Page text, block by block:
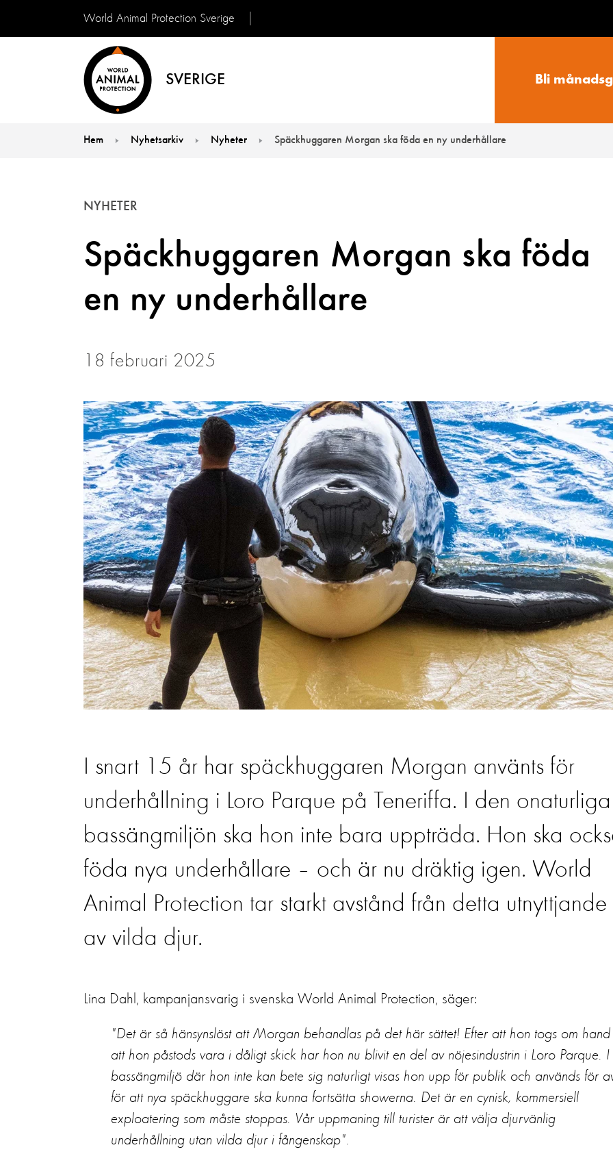
World Animal Protection Sverige
SVERIGE Bli
Hem Nyhetsarkiv Nyheter Späckhuggaren Morgan ska föda en ny underhållare
Späckhuggaren Morgan ska föda
en ny underhållare
NYHETER
18 februari 2025
I snart 15 år har späckhuggaren Morgan använts för
underhållning i Loro Parque på Teneriffa. I den onaturliga
bassängmiljön ska hon inte bara uppträda. Hon ska
föda nya underhållare – och är nu dräktig igen. World
Animal Protection tar starkt avstånd från detta utnyttjande
av vilda djur.
Lina Dahl, kampanjansvarig i svenska World Animal Protection, säger:
"Det är så hänsynslöst att Morgan behandlas på det här sättet! Efter att hon togs om
att hon påstods vara i dåligt skick har hon nu blivit en del av nöjesindustrin i Loro Parque. I
bassängmiljö där hon inte kan bete sig naturligt visas hon upp för publik och används för
för att nya späckhuggare ska kunna fortsätta showerna. Det är en cynisk, kommersiell
exploatering som måste stoppas. Vår uppmaning till turister är att välja djurvänlig
underhållning utan vilda djur i fångenskap".